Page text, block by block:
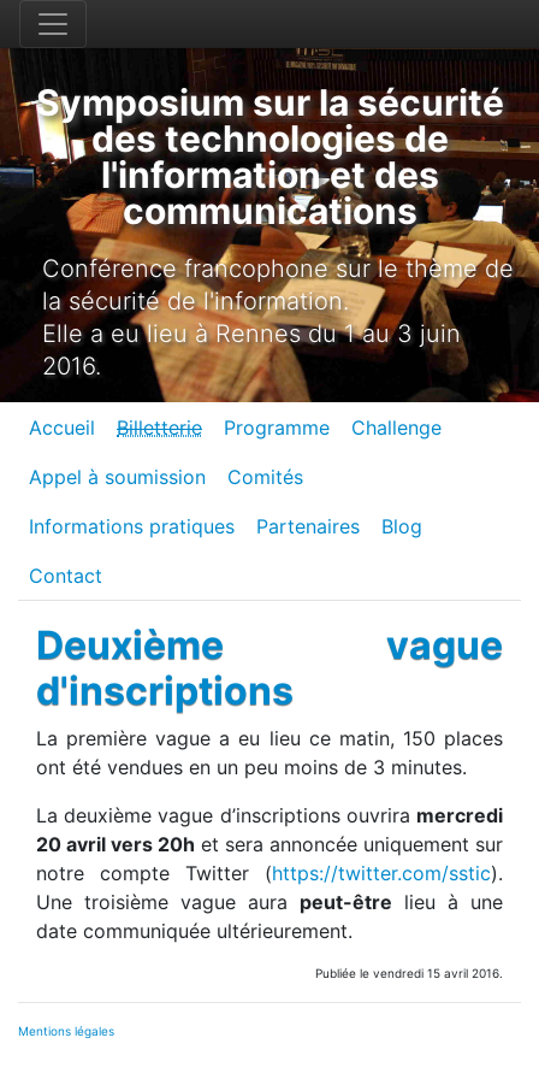
Symposium sur la sécurité
des technologies de
l'information et des
communications
Conférence francophone sur le thème de
la sécurité de l'information.
Elle a eu lieu à Rennes du 1 au 3 juin
2016.
Accueil Billetterie Programme Challenge
Appel à soumission Comités
Informations pratiques Partenaires Blog
Contact
Deuxième vague
d'inscriptions
La première vague a eu lieu ce matin, 150 places
ont été vendues en un peu moins de 3 minutes.
La deuxième vague d’inscriptions ouvrira mercredi
20 avril vers 20h et sera annoncée uniquement sur
notre compte Twitter (https://twitter.com/sstic).
Une troisième vague aura peut-être lieu à une
date communiquée ultérieurement.
Publiée le vendredi 15 avril 2016.
Mentions légales